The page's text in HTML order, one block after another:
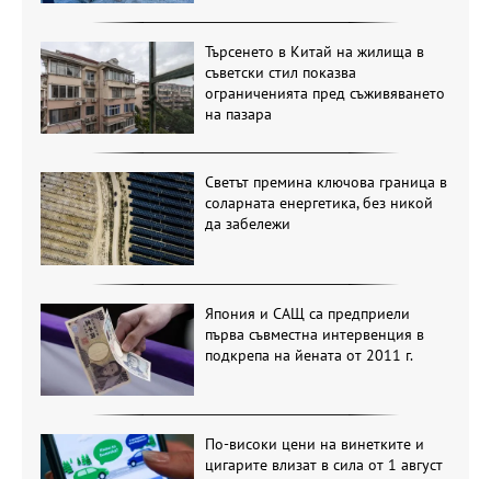
Търсенето в Китай на жилища в
съветски стил показва
ограниченията пред съживяването
на пазара
Светът премина ключова граница в
соларната енергетика, без никой
да забележи
Япония и САЩ са предприели
първа съвместна интервенция в
подкрепа на йената от 2011 г.
По-високи цени на винетките и
цигарите влизат в сила от 1 август